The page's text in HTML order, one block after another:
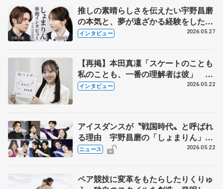
推しの素晴らしさを伝えたい宇野昌磨
の本気と、夢が遠ざかる経験をした本
田真凜の覚悟
インタビュー 2026.05.27
【再掲】本田真凜「スケートのことも
私のことも、一番の理解者は彼」 引
退時の単独インタビューで語った競技
インタビュー 2026.05.22
アイスダンスが〝戦国時代〟と呼ばれ
る理由 宇野昌磨の「しょまりん」ら
実力者が相次いで参戦 国内の競争激
ニュース 2026.05.22
ペア競技に変革をもたらしたりくりゅ